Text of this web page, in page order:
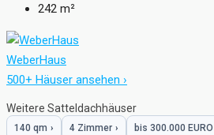
242 m²
WeberHaus
500+ Häuser ansehen ›
Weitere Satteldachhäuser
140 qm › 4 Zimmer › bis 300.000 EURO